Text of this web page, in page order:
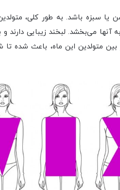
یا سبزه باشد. به طور کلی،
می‌بخشد. لبخند زیبایی دارند و
متولدین این ماه، باعث شده تا